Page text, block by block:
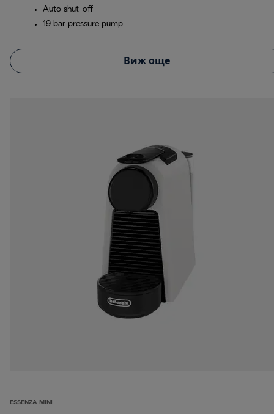
Auto shut-off
19 bar pressure pump
Виж още
ESSENZA MINI